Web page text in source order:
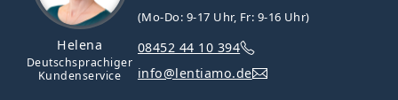
Helena
Deutschsprachiger
Kundenservice
(Mo-Do: 9-17 Uhr, Fr: 9-16 Uhr)
08452 44 10 394
info@lentiamo.de